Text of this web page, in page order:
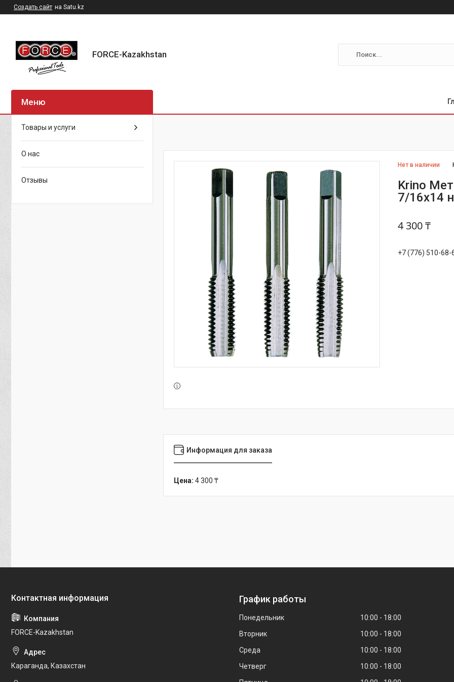
Создать сайт на Satu.kz
FORCE-Kazakhstan
Нет в наличии
Krino
7/16х14
4 300 ₸
+7 (776) 510-68-
Информация для заказа
Цена: 4 300 ₸
Товары и услуги
О нас
Отзывы
FORCE-Kazakhstan
Караганда, Казахстан
График работы
Понедельник 10:00
18:00
Вторник
10:00
18:00
Среда
10:00
18:00
Четверг
10:00
18:00